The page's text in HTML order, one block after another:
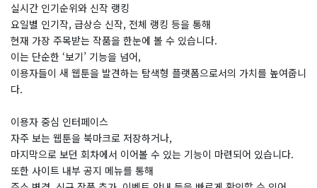
실시간 인기순위와 신작 랭킹
요일별 인기작, 급상승 신작, 전체 랭킹 등을 통해
현재 가장 주목받는 작품을 한눈에 볼 수 있습니다.
이는 단순한 ‘보기’ 기능을 넘어,
이용자들이 새 웹툰을 발견하는 탐색형 플랫폼으로서의 가치를 높여줍니
다.
이용자 중심 인터페이스
자주 보는 웹툰을 북마크로 저장하거나,
마지막으로 보던 회차에서 이어볼 수 있는 기능이 마련되어 있습니다.
또한 사이트 내부 공지 메뉴를 통해